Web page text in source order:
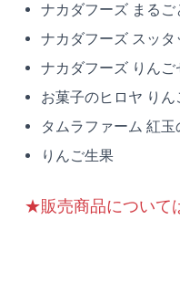
ナカダフーズ まる
ナカダフーズ スッタ
ナカダフーズ りんご
お菓子のヒロヤ りん
タムラファーム 紅玉
りんご生果
★販売商品について